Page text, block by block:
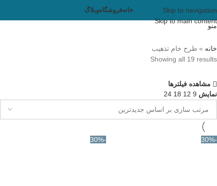
Skip to navigation
Skip to main content
خانهفروشگاهوبلاگ
منو
خانه » طرح خام تذهیب
Showing all 19 results
مشاهده فیلترها
نمایش 9
12
18
24
-30%
-30%